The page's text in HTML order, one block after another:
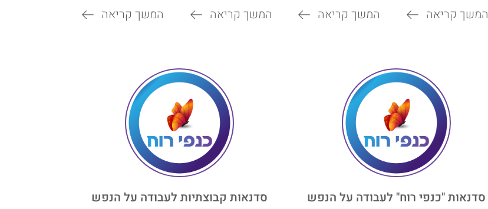
המשך קריאה המשך קריאה המשך קריאה המשך קריאה
סדנאות "כנפי רוח" לעבודה על הנפש סדנאות קבוצתיות לעבודה על הנפש